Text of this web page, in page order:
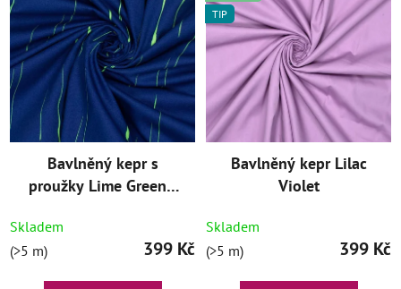
Bavlněný kepr s
proužky Lime Green -
Skladem
(>5 m)
399 Kč
TIP
Bavlněný kepr Lilac
Violet
Skladem
(>5 m)
399 Kč